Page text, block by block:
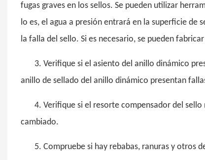
fugas graves en los sellos. Se pueden utilizar
lo es, el agua a presión entrará en la superficie
la falla del sello. Si es necesario, se pueden
3. Verifique si el asiento del anillo dinámico
anillo de sellado del anillo dinámico presentan
4. Verifique si el resorte compensador del
cambiado.
5. Compruebe si hay rebabas, ranuras y otros